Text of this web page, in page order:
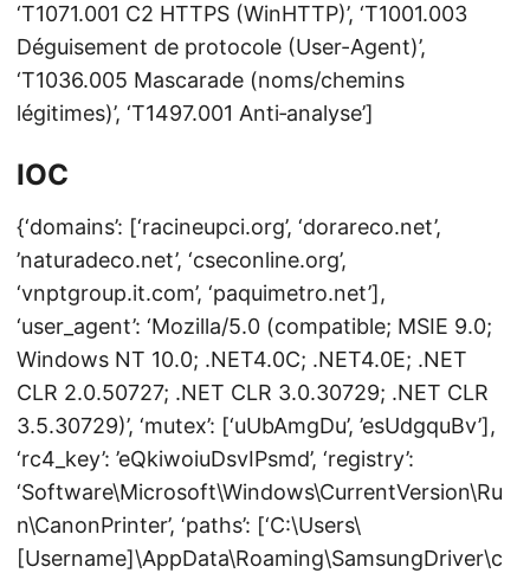
‘T1071.001 C2 HTTPS (WinHTTP)’, ‘T1001.003
Déguisement de protocole (User-Agent)’,
‘T1036.005 Mascarade (noms/chemins
légitimes)’, ‘T1497.001 Anti‑analyse’]
IOC
{‘domains’: [‘racineupci.org’, ‘dorareco.net’,
’naturadeco.net’, ‘cseconline.org’,
‘vnptgroup.it.com’, ‘paquimetro.net’],
‘user_agent’: ‘Mozilla/5.0 (compatible; MSIE 9.0;
Windows NT 10.0; .NET4.0C; .NET4.0E; .NET
CLR 2.0.50727; .NET CLR 3.0.30729; .NET CLR
3.5.30729)’, ‘mutex’: [‘uUbAmgDu’, ’esUdgquBv’],
‘rc4_key’: ’eQkiwoiuDsvIPsmd’, ‘registry’:
‘Software\Microsoft\Windows\CurrentVersion\Ru
n\CanonPrinter’, ‘paths’: [‘C:\Users\
[Username]\AppData\Roaming\SamsungDriver\c